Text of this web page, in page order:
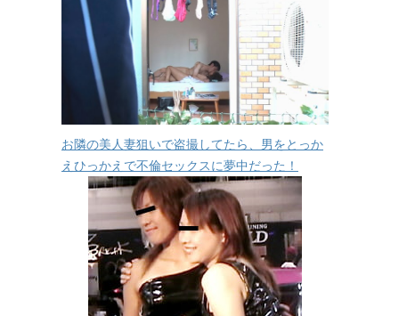
お隣の美人妻狙いで盗撮してたら、男をとっか
えひっかえで不倫セックスに夢中だった！